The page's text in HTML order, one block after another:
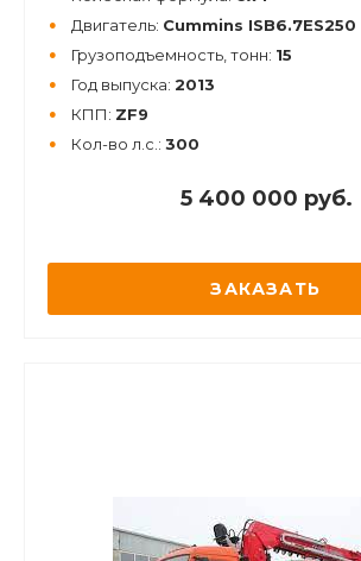
Двигатель: Сummins ISB6.7ES250
Грузоподъемность, тонн: 15
Год выпуска: 2013
КПП: ZF9
Кол-во л.с.: 300
5 400 000 руб.
ЗАКАЗАТЬ